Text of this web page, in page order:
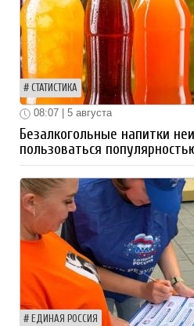
СТАТИСТИКА
08:07 | 5 августа
Безалкогольные напитки
пользоваться
ЕДИНАЯ РОССИЯ